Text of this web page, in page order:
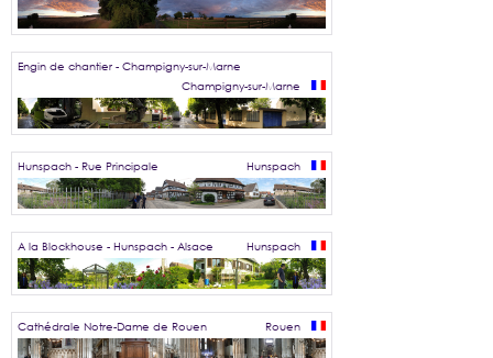
Engin de chantier - Champigny-sur-Marne
Champigny-sur-Marne
Hunspach - Rue Principale Hunspach
A la Blockhouse - Hunspach - Alsace Hunspach
Cathédrale Notre-Dame de Rouen Rouen